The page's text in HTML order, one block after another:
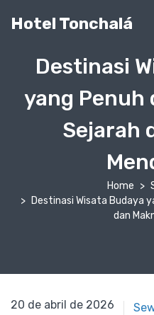
Hotel Tonchalá
Destinasi
yang Penuh
Sejarah
Home
Destinasi Wisata Budaya
dan
20 de abril de 2022
20 de abril de 2026